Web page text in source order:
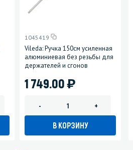
1045419
Vileda: Ручка 150см усиленная
алюминиевая без резьбы для
держателей и сгонов
1 749.00)
- +
В КОРЗИНУ